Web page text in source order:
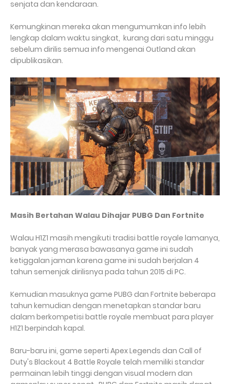
senjata dan kendaraan.
Kemungkinan mereka akan mengumumkan info lebih
lengkap dalam waktu singkat, kurang dari satu minggu
sebelum dirilis semua info mengenai Outland akan
dipublikasikan.
Masih Bertahan Walau Dihajar PUBG Dan Fortnite
Walau H1Z1 masih mengikuti tradisi battle royale lamanya,
banyak yang merasa bawasanya game ini sudah
ketiggalan jaman karena game ini sudah berjalan 4
tahun semenjak dirilisnya pada tahun 2015 di PC.
Kemudian masuknya game PUBG dan Fortnite beberapa
tahun kemudian dengan menetapkan standar baru
dalam berkompetisi battle royale membuat para player
H1Z1 berpindah kapal.
Baru-baru ini, game seperti Apex Legends dan Call of
Duty's Blackout 4 Battle Royale telah memiliki standar
permainan lebih tinggi dengan visual modern dan